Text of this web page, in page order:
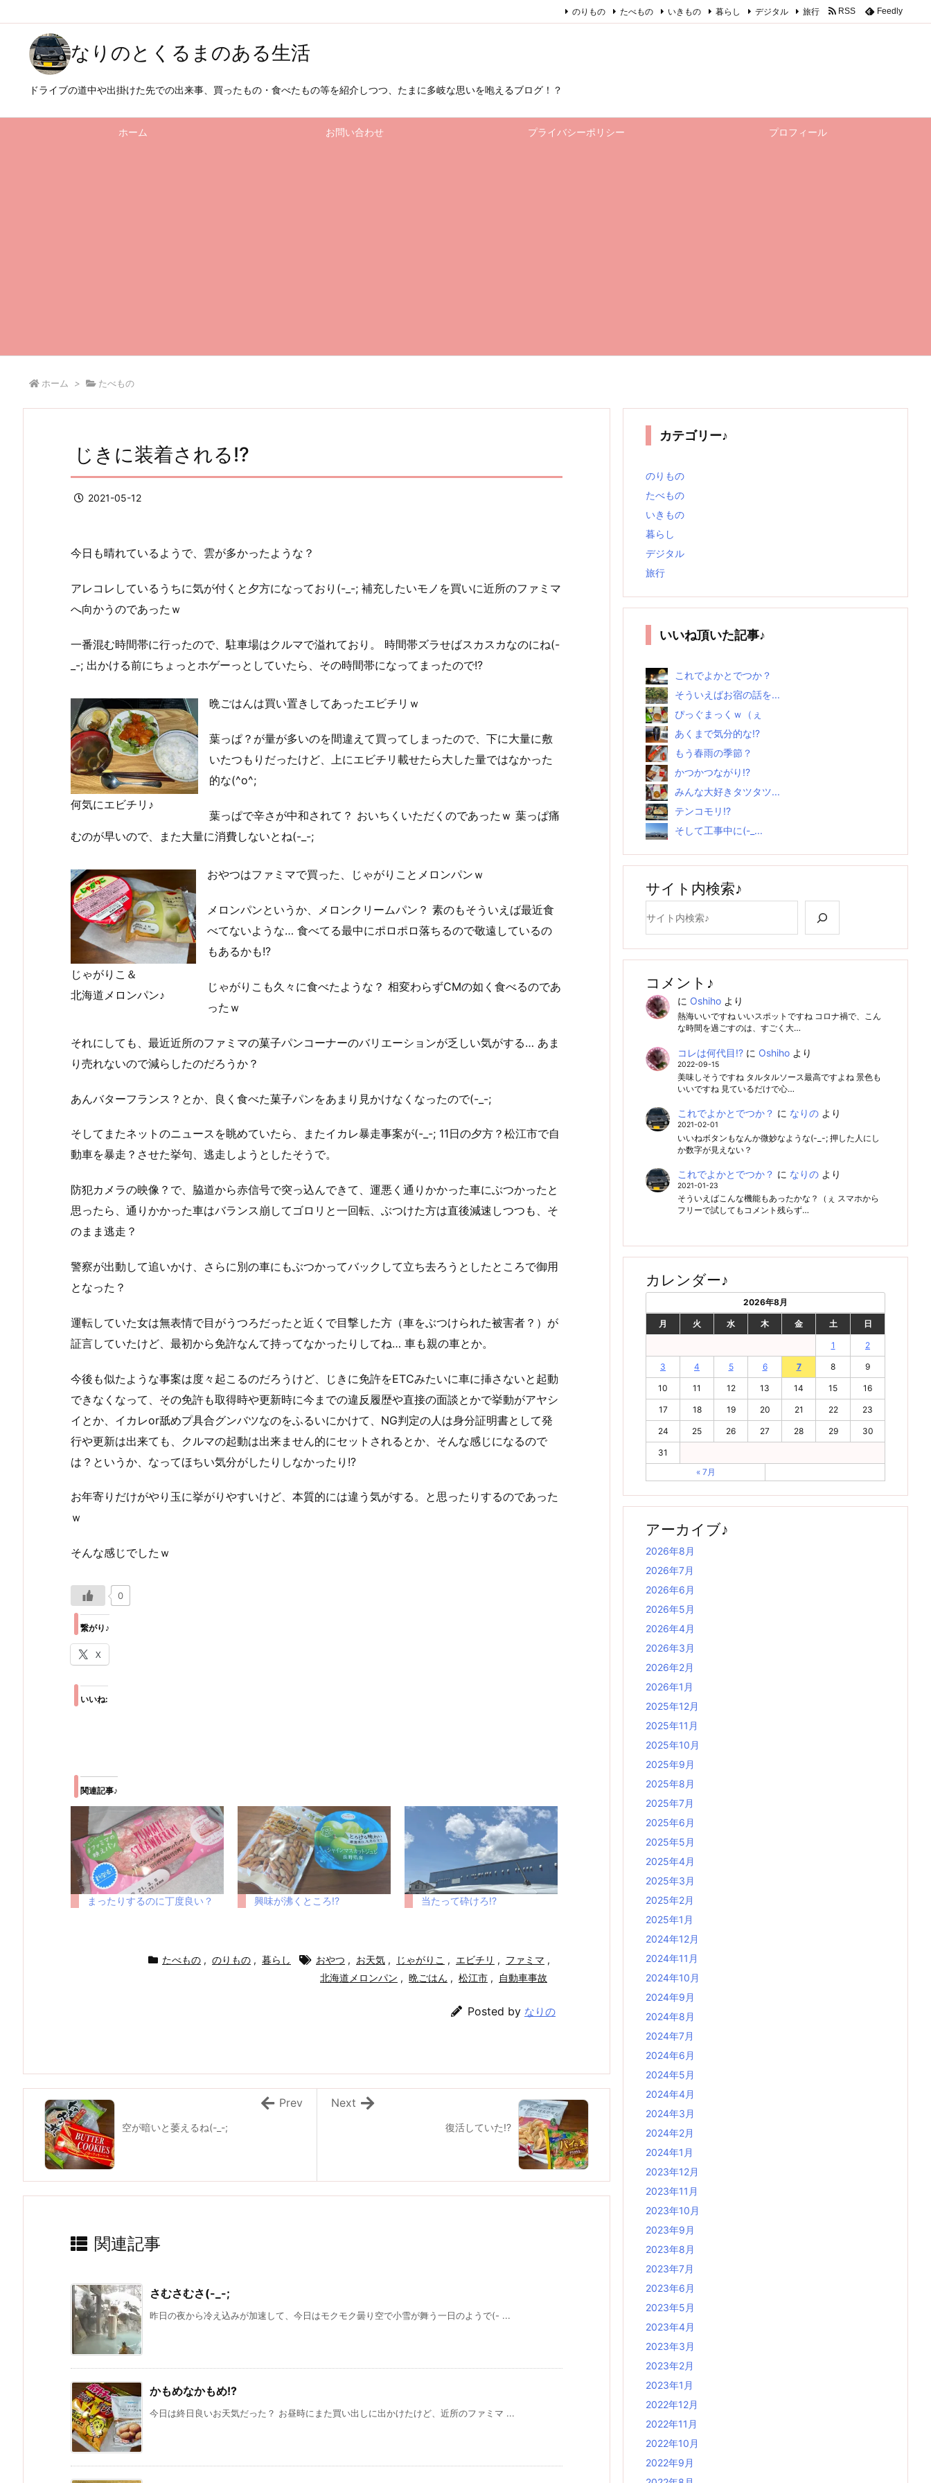
なりのとくるまのある生活
ドライブの道中や出掛けた先での出来事、買ったもの・食べたもの等を紹介しつつ、たまに多岐な思いを咆えるブログ！？
ホーム お問い合わせ プライバシーポリシー プロフィール
のりもの たべもの いきもの 暮らし デジタル 旅行 RSS Feedly
ホーム > たべもの
じきに装着される!?
2021-05-12
今日も晴れているようで、雲が多かったような？
アレコレしているうちに気が付くと夕方になっており(-_-; 補充したいモノを買いに近所のファミマ
へ向かうのであったｗ
一番混む時間帯に行ったので、駐車場はクルマで溢れており。 時間帯ズラせばスカスカなのにね(-
_-; 出かける前にちょっとホゲーっとしていたら、その時間帯になってまったので!?
何気にエビチリ♪
晩ごはんは買い置きしてあったエビチリｗ
葉っぱ？が量が多いのを間違えて買ってしまったので、下に大量に敷
いたつもりだったけど、上にエビチリ載せたら大した量ではなかった
的な(^o^;
葉っぱで辛さが中和されて？ おいちくいただくのであったｗ 葉っぱ痛
むのが早いので、また大量に消費しないとね(-_-;
じゃがりこ＆
北海道メロンパン♪
おやつはファミマで買った、じゃがりことメロンパンｗ
メロンパンというか、メロンクリームパン？ 素のもそういえば最近食
べてないような… 食べてる最中にポロポロ落ちるので敬遠しているの
もあるかも!?
じゃがりこも久々に食べたような？ 相変わらずCMの如く食べるのであ
ったｗ
それにしても、最近近所のファミマの菓子パンコーナーのバリエーションが乏しい気がする… あま
り売れないので減らしたのだろうか？
あんバターフランス？とか、良く食べた菓子パンをあまり見かけなくなったので(-_-;
そしてまたネットのニュースを眺めていたら、またイカレ暴走事案が(-_-; 11日の夕方？松江市で自
動車を暴走？させた挙句、逃走しようとしたそうで。
防犯カメラの映像？で、脇道から赤信号で突っ込んできて、運悪く通りかかった車にぶつかったと
思ったら、通りかかった車はバランス崩してゴロリと一回転、ぶつけた方は直後減速しつつも、そ
のまま逃走？
警察が出動して追いかけ、さらに別の車にもぶつかってバックして立ち去ろうとしたところで御用
となった？
運転していた女は無表情で目がうつろだったと近くで目撃した方（車をぶつけられた被害者？）が
証言していたけど、最初から免許なんて持ってなかったりしてね… 車も親の車とか。
今後も似たような事案は度々起こるのだろうけど、じきに免許をETCみたいに車に挿さないと起動
できなくなって、その免許も取得時や更新時に今までの違反履歴や直接の面談とかで挙動がアヤシ
イとか、イカレor舐めプ具合グンバツなのをふるいにかけて、NG判定の人は身分証明書として発
行や更新は出来ても、クルマの起動は出来ません的にセットされるとか、そんな感じになるので
は？というか、なってほちい気分がしたりしなかったり!?
お年寄りだけがやり玉に挙がりやすいけど、本質的には違う気がする。と思ったりするのであった
ｗ
そんな感じでしたｗ
0
繋がり♪
X
いいね:
関連記事♪
まったりするのに丁度良い？ 興味が沸くところ!? 当たって砕けろ!?
たべもの , のりもの , 暮らし おやつ , お天気 , じゃがりこ , エビチリ , ファミマ ,
北海道メロンパン , 晩ごはん , 松江市 , 自動車事故
Posted by なりの
復活していた!?
Next
空が暗いと萎えるね(-_-;
Prev
関連記事
さむさむさ(-_-;
昨日の夜から冷え込みが加速して、今日はモクモク曇り空で小雪が舞う一日のようで(- ...
かもめなかもめ!?
今日は終日良いお天気だった？ お昼時にまた買い出しに出かけたけど、近所のファミマ ...
カテゴリー♪
のりもの
たべもの
いきもの
暮らし
デジタル
旅行
いいね頂いた記事♪
これでよかとでつか？
そういえばお宿の話を...
ぴっぐまっくｗ（ぇ
あくまで気分的な!?
もう春雨の季節？
かつかつながり!?
みんな大好きタツタツ...
テンコモリ!?
そして工事中に(-_...
サイト内検索♪
コメント♪
に Oshihoより
熱海いいですね いいスポットですね コロナ禍で、こん
な時間を過ごすのは、すごく大…
コレは何代目!?に Oshihoより
2022-09-15
美味しそうですね タルタルソース最高ですよね 景色も
いいですね 見ているだけで心…
これでよかとでつか？ に なりのより
2021-02-01
いいねボタンもなんか微妙なような(-_-; 押した人にし
か数字が見えない？
これでよかとでつか？ に なりのより
2021-01-23
そういえばこんな機能もあったかな？（ぇ スマホから
フリーで試してもコメント残らず…
カレンダー♪
2026年8月
月 火 水 木 金 土 日
1 2
3 4 5 6 7 8 9
10 11 12 13 14 15 16
17 18 19 20 21 22 23
24 25 26 27 28 29 30
31
« 7月
アーカイブ♪
2026年8月
2026年7月
2026年6月
2026年5月
2026年4月
2026年3月
2026年2月
2026年1月
2025年12月
2025年11月
2025年10月
2025年9月
2025年8月
2025年7月
2025年6月
2025年5月
2025年4月
2025年3月
2025年2月
2025年1月
2024年12月
2024年11月
2024年10月
2024年9月
2024年8月
2024年7月
2024年6月
2024年5月
2024年4月
2024年3月
2024年2月
2024年1月
2023年12月
2023年11月
2023年10月
2023年9月
2023年8月
2023年7月
2023年6月
2023年5月
2023年4月
2023年3月
2023年2月
2023年1月
2022年12月
2022年11月
2022年10月
2022年9月